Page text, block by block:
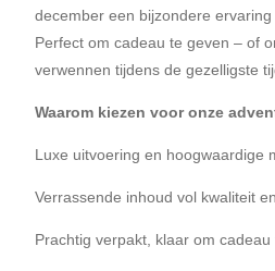
december een bijzondere ervaring
Perfect om cadeau te geven – of
verwennen tijdens de gezelligste
Waarom kiezen voor onze
Luxe uitvoering en hoogwaardige
Verrassende inhoud vol kwaliteit
Prachtig verpakt, klaar om cadeau